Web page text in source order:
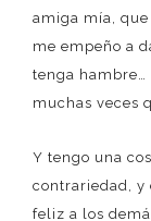
amiga mía,
me empeño a
tenga
muchas veces
Y tengo una
contrariedad, y
feliz a los